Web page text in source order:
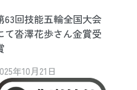
63回技能五輪全国大会
て沓澤花歩さん金賞受
年10月21日